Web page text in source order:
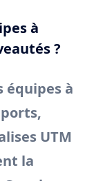
à
?
équipes à
UTM
la